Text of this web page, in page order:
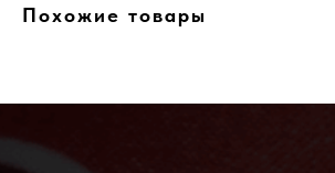
Похожие товары